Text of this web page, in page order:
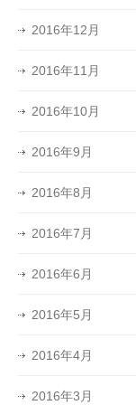
2016年12月
2016年11月
2016年10月
2016年9月
2016年8月
2016年7月
2016年6月
2016年5月
2016年4月
2016年3月